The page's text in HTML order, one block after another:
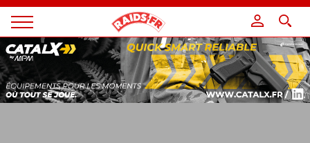
Magazine
Raids
Panneau de gestion des cookies